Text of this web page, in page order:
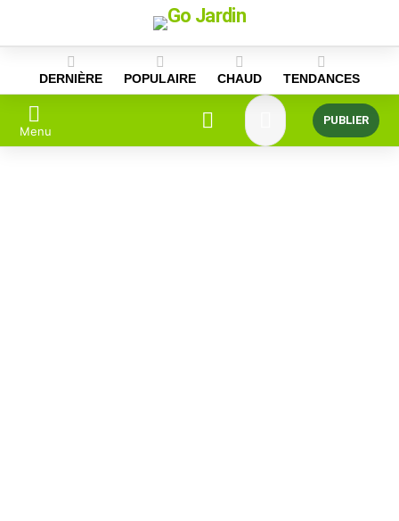
content
DERNIÈRE POPULAIRE CHAUD TENDANCES
Menu
PUBLIER